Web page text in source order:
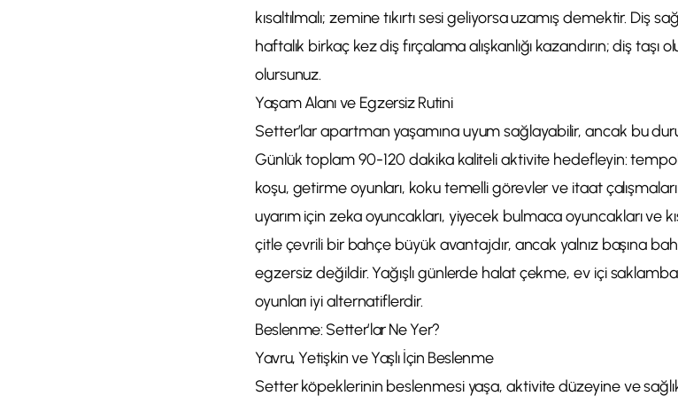
kısaltılmalı; zemine tıkırtı sesi geliyorsa uzamış demektir. Diş
haftalık birkaç kez diş fırçalama alışkanlığı kazandırın; diş
olursunuz.
Yaşam Alanı ve Egzersiz Rutini
Setter’lar apartman yaşamına uyum sağlayabilir, ancak bu
Günlük toplam 90-120 dakika kaliteli aktivite hedefleyin:
koşu, getirme oyunları, koku temelli görevler ve itaat
uyarım için zeka oyuncakları, yiyecek bulmaca oyuncakları ve
çitle çevrili bir bahçe büyük avantajdır, ancak yalnız başına
egzersiz değildir. Yağışlı günlerde halat çekme, ev içi
oyunları iyi alternatiflerdir.
Beslenme: Setter’lar Ne Yer?
Yavru, Yetişkin ve Yaşlı İçin Beslenme
Setter köpeklerinin beslenmesi yaşa, aktivite düzeyine ve